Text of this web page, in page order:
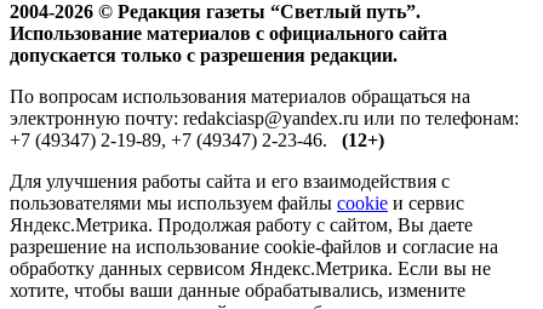
2004-2026 © Редакция газеты “Светлый путь”.
Использование материалов с официального сайта
допускается только с разрешения редакции.
По вопросам использования материалов обращаться на
электронную почту: redakciasp@yandex.ru или по телефонам:
+7 (49347) 2-19-89, +7 (49347) 2-23-46. (12+)
Для улучшения работы сайта и его взаимодействия с
пользователями мы используем файлы cookie и сервис
Яндекс.Метрика. Продолжая работу с сайтом, Вы даете
разрешение на использование cookie-файлов и согласие на
обработку данных сервисом Яндекс.Метрика. Если вы не
хотите, чтобы ваши данные обрабатывались, измените